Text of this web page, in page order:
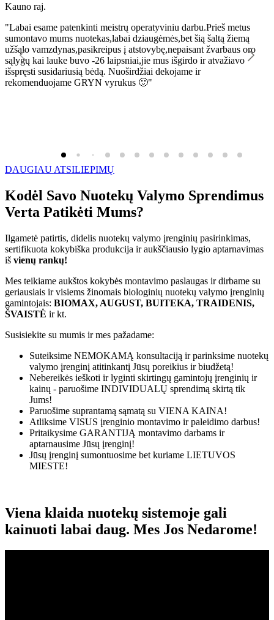
Kauno raj.
"Labai esame patenkinti meistrų operatyviniu darbu.Prieš metus
sumontavo mums nuotekas,labai dziaugėmės,bet šią šaltą žiemą
užšąlo vamzdynas,pasikreipus į atstovybę,nepaisant žvarbaus oro
sąlygų kai lauke buvo -26 laipsniai,jie mus išgirdo ir atvažiavo
išspręsti susidariusią bėdą. Nuoširdžiai dekojame ir
rekomenduojame GRYN vyrukus 🙂"
DAUGIAU ATSILIEPIMŲ
Kodėl Savo Nuotekų Valymo Sprendimus
Verta Patikėti Mums?
Ilgametė patirtis, didelis nuotekų valymo įrenginių pasirinkimas,
sertifikuota kokybiška produkcija ir aukščiausio lygio aptarnavimas
iš vienų rankų!
Mes teikiame aukštos kokybės montavimo paslaugas ir dirbame su
geriausiais ir visiems žinomais biologinių nuotekų valymo įrenginių
gamintojais: BIOMAX, AUGUST, BUITEKA, TRAIDENIS,
ŠVAISTĖ ir kt.
Susisiekite su mumis ir mes pažadame:
Suteiksime NEMOKAMĄ konsultaciją ir parinksime nuotekų
valymo įrenginį atitinkantį Jūsų poreikius ir biudžetą!
Nebereikės ieškoti ir lyginti skirtingų gamintojų įrenginių ir
kainų - paruošime INDIVIDUALŲ sprendimą skirtą tik
Jums!
Paruošime suprantamą sąmatą su VIENA KAINA!
Atliksime VISUS įrenginio montavimo ir paleidimo darbus!
Pritaikysime GARANTIJĄ montavimo darbams ir
aptarnausime Jūsų įrenginį!
Jūsų įrenginį sumontuosime bet kuriame LIETUVOS
MIESTE!
Viena klaida nuotekų sistemoje gali
kainuoti labai daug. Mes Jos Nedarome!